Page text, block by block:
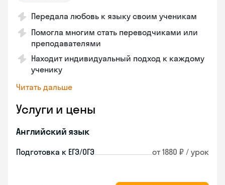
Передала любовь к языку своим ученикам
Помогла многим стать переводчиками или
преподавателями
Находит индивидуальный подход к каждому
ученику
Читать дальше
Услуги и цены
Английский язык
Подготовка к ЕГЭ/ОГЭ от 1880 ₽ / урок